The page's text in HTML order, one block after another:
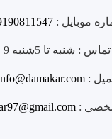
موبایل :
: شنبه تا 5شنبه 9 الی 18
:
شخصی :